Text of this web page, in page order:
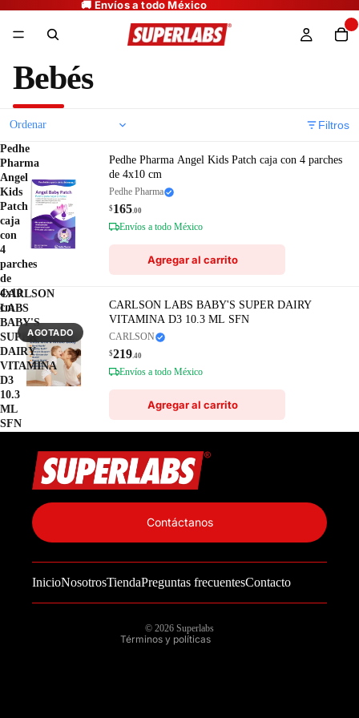
Bebés
Filtros
Pedhe
Pharma
Angel
Kids
Patch
caja
con
4
parches
de
4x10
cm
Pedhe Pharma Angel Kids Patch caja con 4 parches
de 4x10 cm
Pedhe Pharma
$165.00
Envíos a todo México
Agregar al carrito
CARLSON
LABS
BABY'S
SUPER
DAIRY
VITAMINA
D3
10.3
ML
SFN
AGOTADO
CARLSON LABS BABY'S SUPER DAIRY
VITAMINA D3 10.3 ML SFN
CARLSON
$219.40
Envíos a todo México
Agregar al carrito
InicioNosotrosTiendaPreguntas frecuentesContacto
Contáctanos
© 2026 Superlabs
Términos y políticas
Información de contacto
Política de reembolso
Términos del servicio
Política de envío